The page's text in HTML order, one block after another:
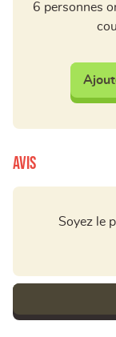
6 personnes
Avis
Soyez le